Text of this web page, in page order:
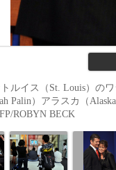
ルイス（St. Louis）の
Palin）アラスカ（
ROBYN BECK